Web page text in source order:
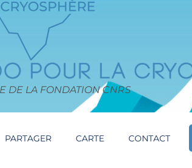
DE LA FONDATION CNRS
PARTAGER CARTE CONTACT